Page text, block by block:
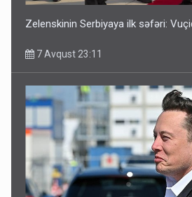
Zelenskinin Serbiyaya ilk səfəri:
7 Avqust 23:11